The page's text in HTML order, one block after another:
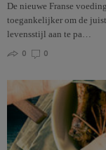
De nieuwe Franse
toegankelijker om de
levensstijl aan te pa…
0
0